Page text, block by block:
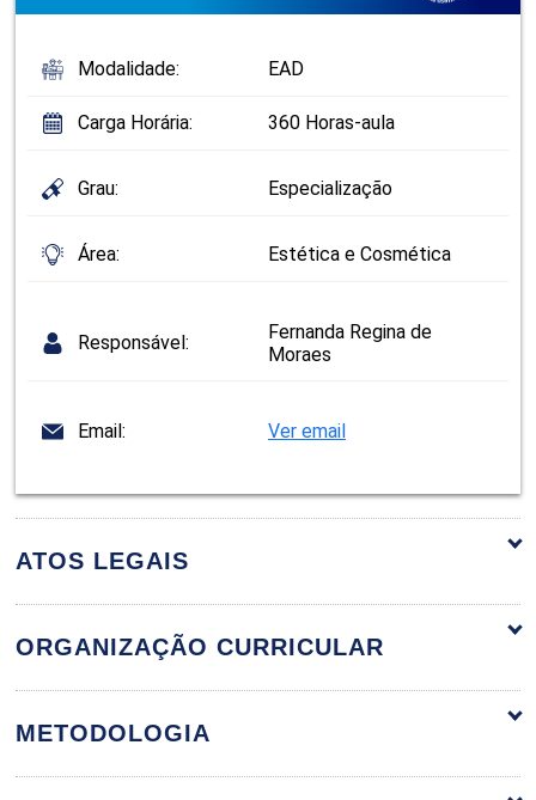
Modalidade: EAD
Carga Horária: 360 Horas-aula
Grau: Especialização
Área: Estética e Cosmética
Responsável:
Fernanda Regina de
Moraes
Email: Ver email
ATOS LEGAIS
ORGANIZAÇÃO CURRICULAR
60h
METODOLOGIA